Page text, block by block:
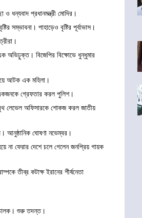
ও ধন্যবাদ প্রধানমন্ত্রী মোদির।
সম্ভাবনা। পাহাড়েও বৃষ্টির পূর্বাভাস।
অভিঢ়ুক্ত। বিজেপির বিক্ষোভে ধুন্ধুমার
আটক এক মহিলা।
গ্রেফতার করল পুলিশ।
বুথ লেভেল অফিসারকে শোকজ করল জাতীয়
আনুষ্ঠানিক ঘোষণা নভেম্বর।
ফেরার দেশে চলে গেলেন জনপ্রিয় গায়ক
তীব্র কটাক্ষ ইরানের শীর্ষনেতা
চালক। শুরু তদন্ত।